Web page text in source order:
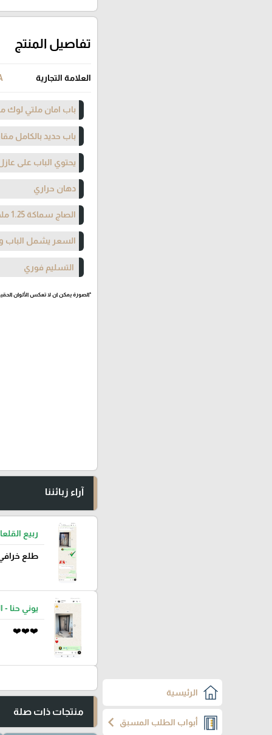
الرئيسية
أبواب الطلب المسبقchevron_left
تفاصيل المنتج
العلامة التجارية
باب امان ملتي لوك
باب حديد بالكامل
يحتوي الباب على
دهان حراري
الصاج سماكة 1.25 ملم
السعر يشمل الباب
التسليم فوري
*الصورة يمكن ان لا تعكس الألوان
آراء زبائننا
ربيع
طلع
يوني حنا -
❤️❤️❤️
منتجات ذات صلة